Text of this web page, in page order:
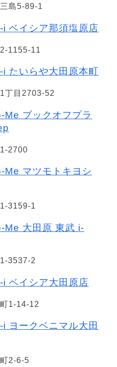
島5-89-1
ベイシア那須塩原店
1155-11
たいらや大田原本町
丁目2703-52
ブックオフプラ
2700
Me マツモトキヨシ
3159-1
Me 大田原 東武 i-
3537-2
ベイシア大田原店
1-14-12
ヨークベニマル大田
2-6-5